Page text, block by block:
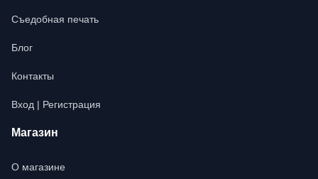
Съедобная печать
Блог
Контакты
Вход | Регистрация
Магазин
О магазине